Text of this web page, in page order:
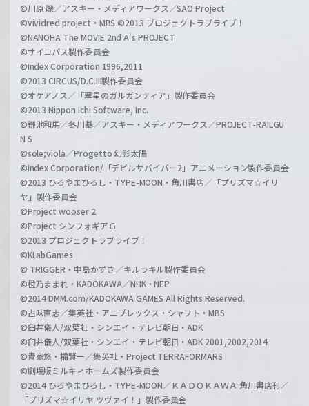
©川原 礫／アスキー・メディアワークス／SAO Project
©vividred project・MBS ©2013 プロジェクトラブライブ！
©NANOHA The MOVIE 2nd A's PROJECT
©サイコパス製作委員会
©Index Corporation 1996,2011
©2013 CIRCUS/D.C.III製作委員会
©オケアノス／「翠星のガルガンティア」製作委員会
©2013 Nippon Ichi Software, Inc.
©鎌池和馬／冬川基／アスキー・メディアワークス／PROJECT-RAILGU
N S
©sole;viola／Progetto 幻影太陽
©Index Corporation/「デビルサバイバー2」アニメーション製作委員会
©2013 ひろやまひろし・TYPE-MOON・角川書店／「プリズマ☆イリ
ヤ」製作委員会
©Project wooser 2
©Project シンフォギアＧ
©2013 プロジェクトラブライブ！
©KLabGames
© TRIGGER・中島かずき／キルラキル製作委員会
©橙乃ままれ・KADOKAWA／NHK・NEP
©2014 DMM.com/KADOKAWA GAMES All Rights Reserved.
©古味直志／集英社・アニプレックス・シャフト・MBS
©臼井儀人/双葉社・シンエイ・テレビ朝日・ADK
©臼井儀人/双葉社・シンエイ・テレビ朝日・ADK 2001,2002,2014
©貴家悠・橘賢一／集英社・Project TERRAFORMARS
©劇場版ミルキィホームズ製作委員会
©2014 ひろやまひろし・TYPE-MOON／ＫＡＤＯＫＡＷＡ 角川書店刊／
「プリズマ☆イリヤ ツヴァイ！」製作委員会